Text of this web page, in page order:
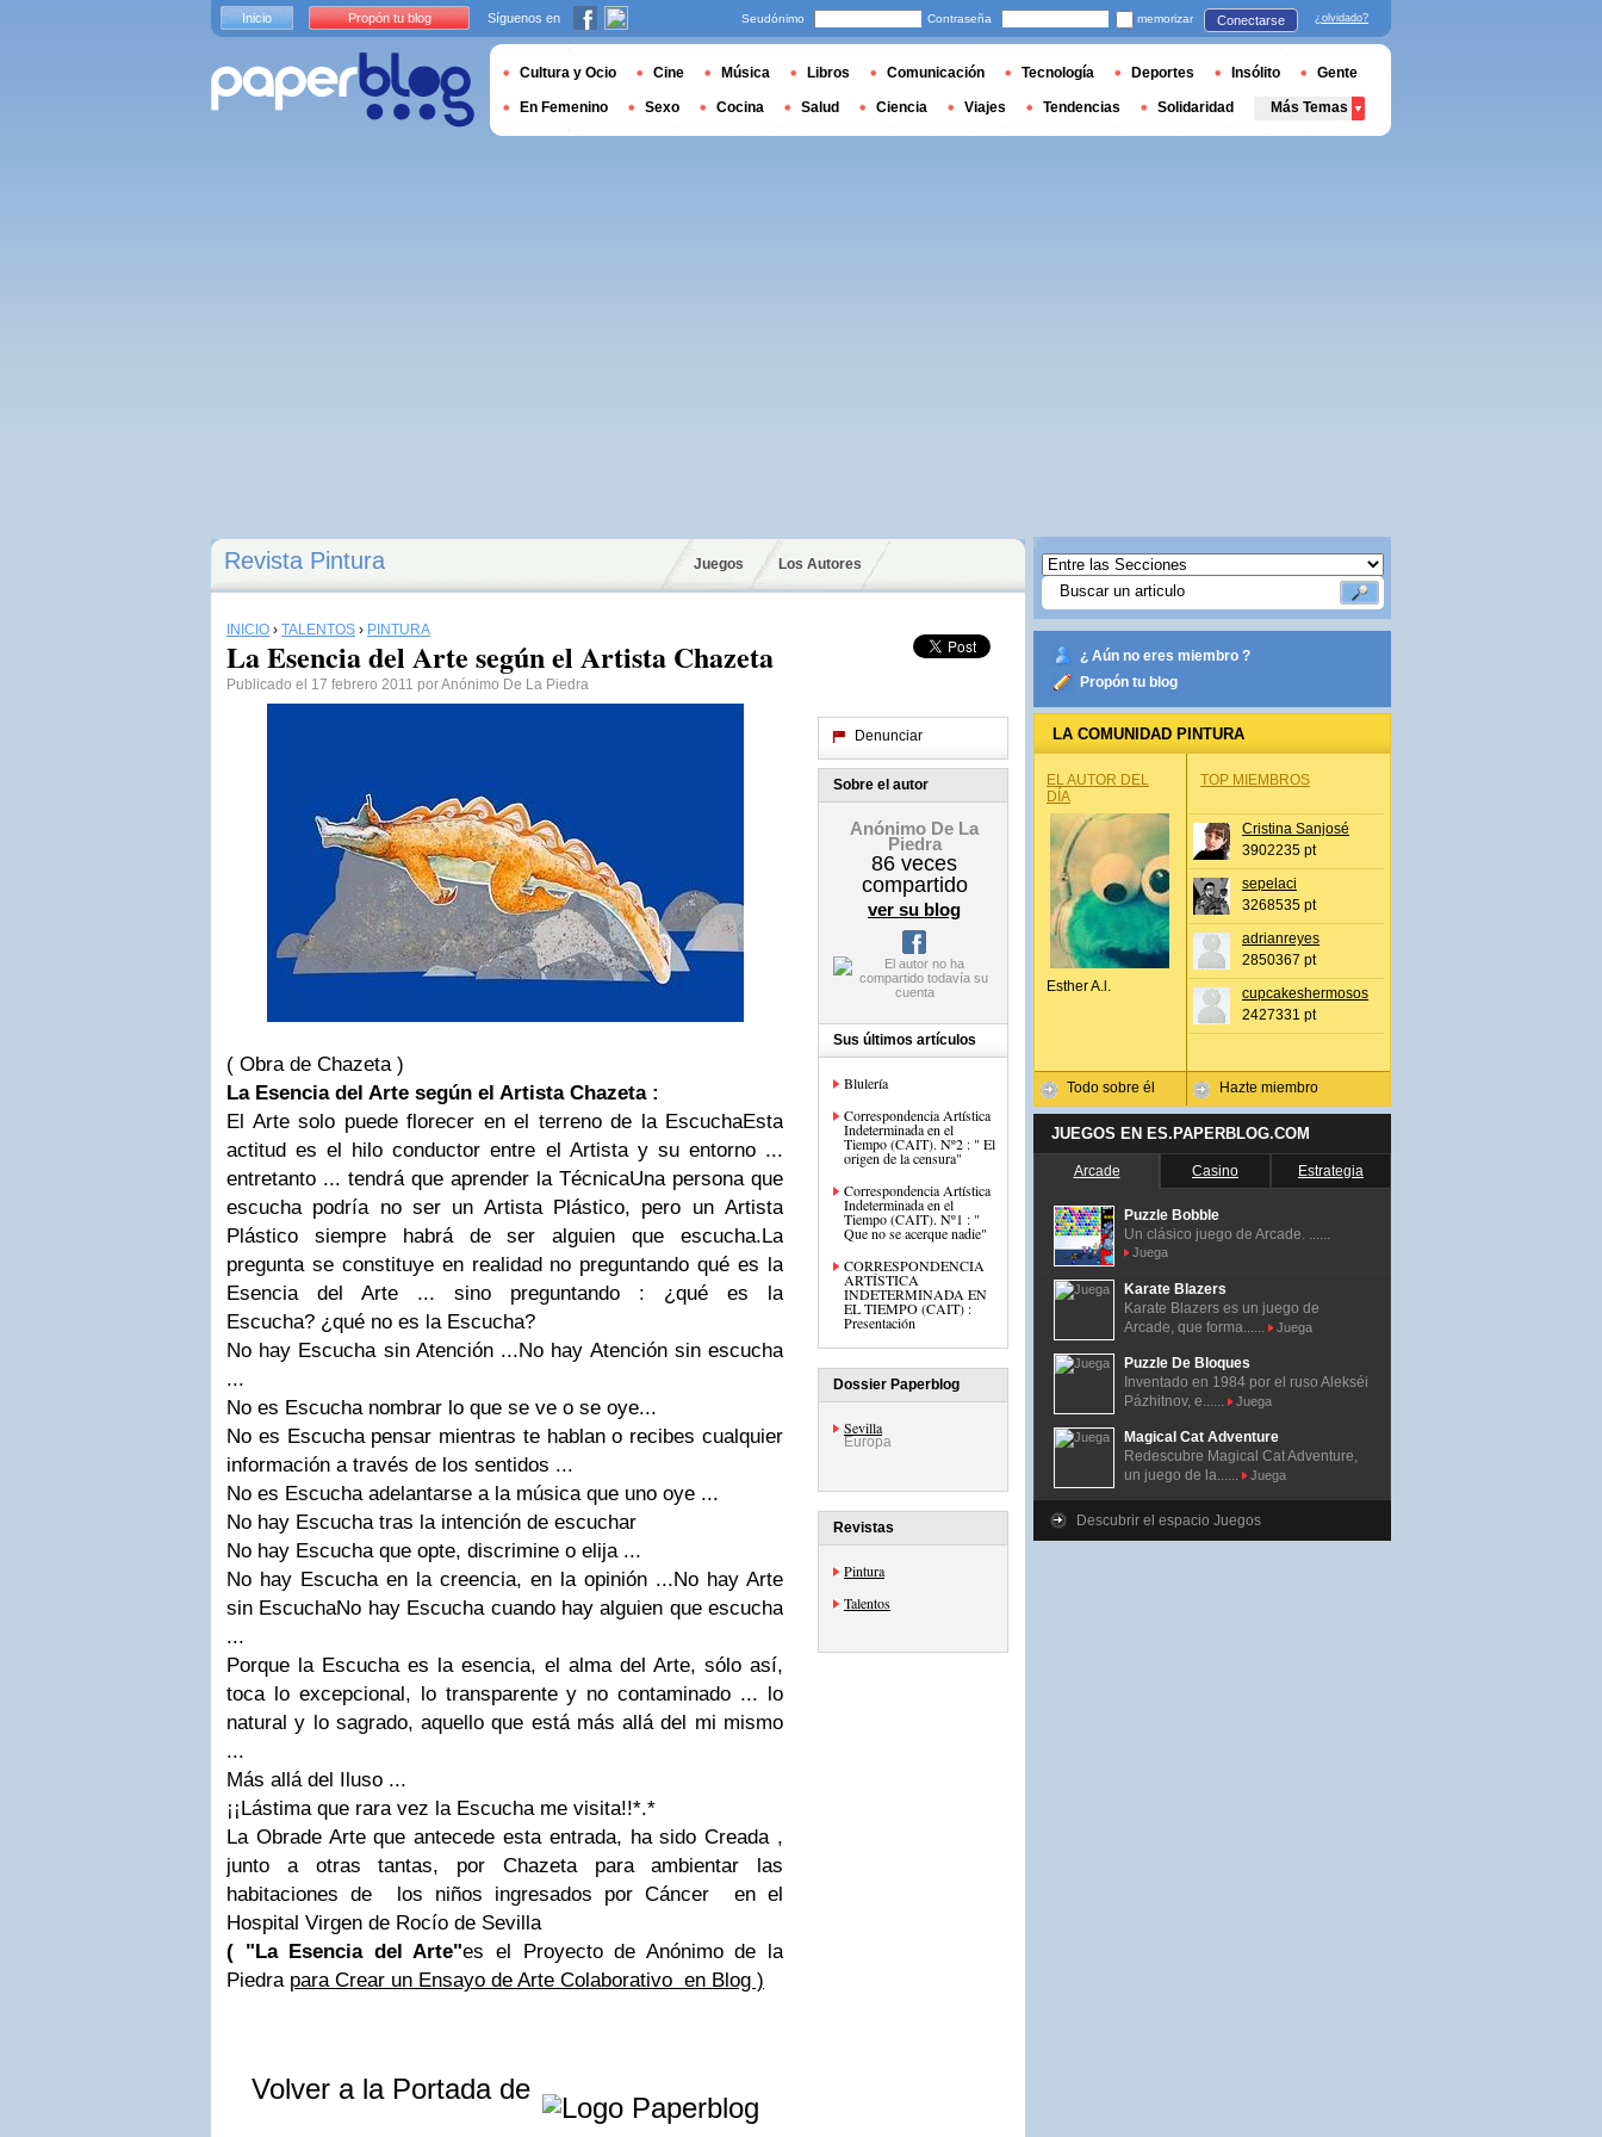
Revista Pintura Juegos Los Autores
INICIO › TALENTOS › PINTURA
La Esencia del Arte según el Artista Chazeta
Publicado el 17 febrero 2011 por Anónimo De La Piedra
( Obra de Chazeta )
La Esencia del Arte según el Artista Chazeta :
El Arte solo puede florecer en el terreno de la EscuchaEsta
actitud es el hilo conductor entre el Artista y su entorno ...
entretanto ... tendrá que aprender la TécnicaUna persona que
escucha podría no ser un Artista Plástico, pero un Artista
Plástico siempre habrá de ser alguien que escucha.La
pregunta se constituye en realidad no preguntando qué es la
Esencia del Arte ... sino preguntando : ¿qué es la
Escucha? ¿qué no es la Escucha?
No hay Escucha sin Atención ...No hay Atención sin escucha
...
No es Escucha nombrar lo que se ve o se oye...
No es Escucha pensar mientras te hablan o recibes cualquier
información a través de los sentidos ...
No es Escucha adelantarse a la música que uno oye ...
No hay Escucha tras la intención de escuchar
No hay Escucha que opte, discrimine o elija ...
No hay Escucha en la creencia, en la opinión ...No hay Arte
sin EscuchaNo hay Escucha cuando hay alguien que escucha
...
Porque la Escucha es la esencia, el alma del Arte, sólo así,
toca lo excepcional, lo transparente y no contaminado ... lo
natural y lo sagrado, aquello que está más allá del mi mismo
...
Más allá del Iluso ...
¡¡Lástima que rara vez la Escucha me visita!!*.*
La Obrade Arte que antecede esta entrada, ha sido Creada ,
junto a otras tantas, por Chazeta para ambientar las
habitaciones de los niños ingresados por Cáncer en el
Hospital Virgen de Rocío de Sevilla
( "La Esencia del Arte"es el Proyecto de Anónimo de la
Piedra para Crear un Ensayo de Arte Colaborativo en Blog )
Volver a la Portada de
Denunciar
Sobre el autor
Anónimo De La
Piedra
86 veces
compartido
ver su blog
Sus últimos artículos
Blulería
Correspondencia Artística
Indeterminada en el
Tiempo (CAIT). Nº2 : " El
origen de la censura"
Correspondencia Artística
Indeterminada en el
Tiempo (CAIT). Nº1 : "
Que no se acerque nadie"
CORRESPONDENCIA
ARTÍSTICA
INDETERMINADA EN
EL TIEMPO (CAIT) :
Presentación
Dossier Paperblog
Sevilla
Europa
Revistas
Pintura
Talentos
¿ Aún no eres miembro ?
Propón tu blog
LA COMUNIDAD PINTURA
EL AUTOR DEL
DÍA
Esther A.l.
Todo sobre él
TOP MIEMBROS
Cristina Sanjosé
3902235 pt
sepelaci
3268535 pt
adrianreyes
2850367 pt
cupcakeshermosos
2427331 pt
Hazte miembro
JUEGOS EN ES.PAPERBLOG.COM
Arcade Casino Estrategia
Puzzle Bobble
Un clásico juego de Arcade. ......
Juega
Karate Blazers
Karate Blazers es un juego de
Arcade, que forma......
Juega
Puzzle De Bloques
Inventado en 1984 por el ruso Alekséi
Pázhitnov, e......
Juega
Magical Cat Adventure
Redescubre Magical Cat Adventure,
un juego de la......
Juega
Descubrir el espacio Juegos
Inicio Propón tu blog Síguenos en Seudónimo Contraseña memorizar Conectarse ¿olvidado?
Cultura y Ocio Cine Música Libros Comunicación Tecnología Deportes Insólito Gente
En Femenino Sexo Cocina Salud Ciencia Viajes Tendencias Solidaridad Más Temas